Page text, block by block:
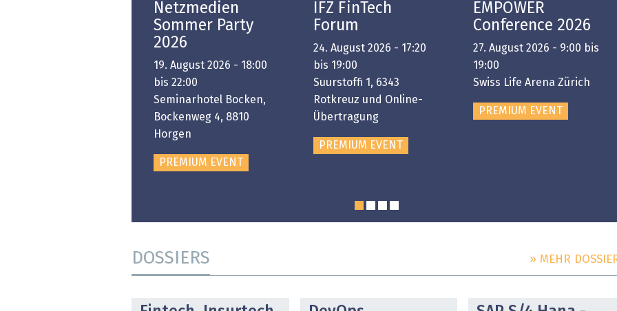
Netzmedien
Sommer Party
2026
19. August 2026 - 18:00
bis 22:00
Seminarhotel Bocken,
Bockenweg 4, 8810
Horgen
PREMIUM EVENT
IFZ FinTech
Forum
24. August 2026 - 17:20
bis 19:00
Suurstoffi 1, 6343
Rotkreuz und Online-
Übertragung
PREMIUM EVENT
EMPOWER
Conference 2026
27. August 2026 - 9:00 bis
19:00
Swiss Life Arena Zürich
PREMIUM EVENT
DOSSIERS » MEHR